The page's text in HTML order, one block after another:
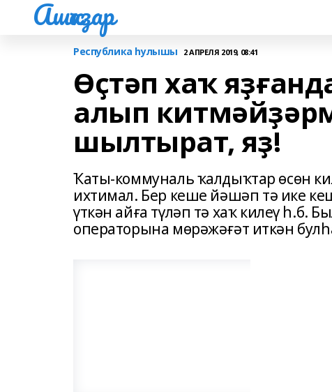
Ашҡаҙар
Республика һулышы 2 АПРЕЛЯ 2019, 08:41
Өҫтәп хаҡ
алып
шылтырат, яҙ!
Ҡаты-коммуналь ҡалдыҡтар өсөн
ихтимал. Бер кеше йәшәп тә ике
үткән айға түләп тә хаҡ килеү һ.б.
операторына мөрәжәғәт иткән